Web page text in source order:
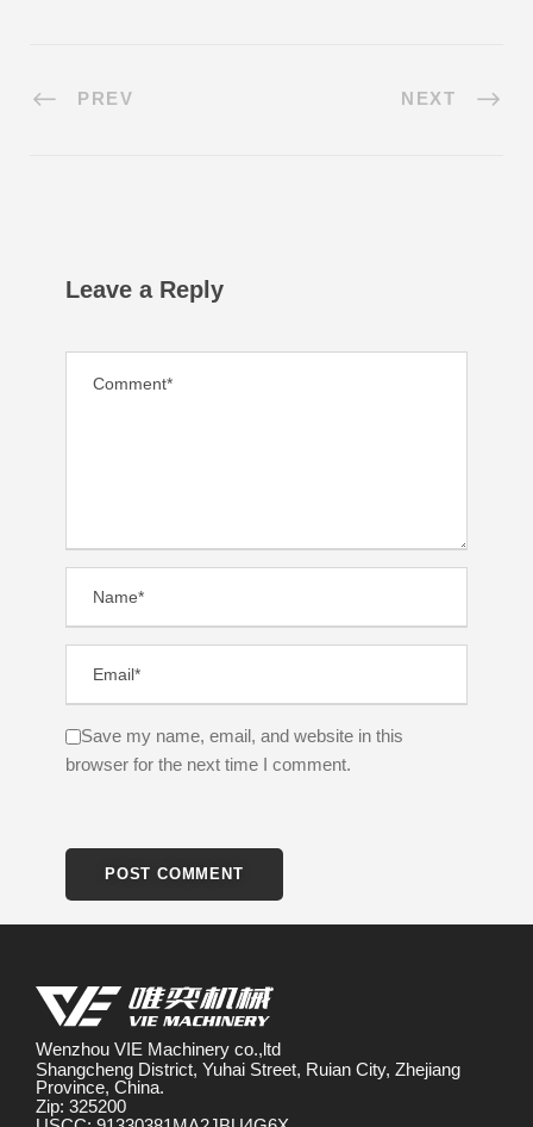
PREV NEXT
Leave a Reply
Save my name, email, and website in this
browser for the next time I comment.
Wenzhou VIE Machinery co.,ltd
Shangcheng District, Yuhai Street, Ruian City, Zhejiang
Province, China.
Zip: 325200